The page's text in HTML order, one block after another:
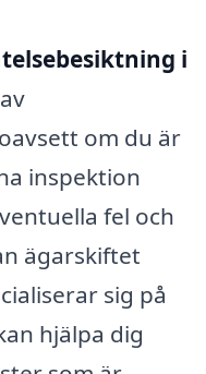
i
om du är
inspektion
fel och
ägarskiftet
sig på
hjälpa dig